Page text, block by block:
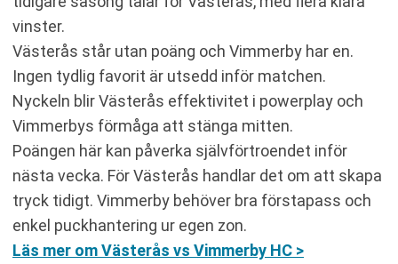
vinster.
Västerås står utan poäng och Vimmerby har en.
Ingen tydlig favorit är utsedd inför matchen.
Nyckeln blir Västerås effektivitet i powerplay och
Vimmerbys förmåga att stänga mitten.
Poängen här kan påverka självförtroendet inför
nästa vecka. För Västerås handlar det om att skapa
tryck tidigt. Vimmerby behöver bra förstapass och
enkel puckhantering ur egen zon.
Läs mer om Västerås vs Vimmerby HC >